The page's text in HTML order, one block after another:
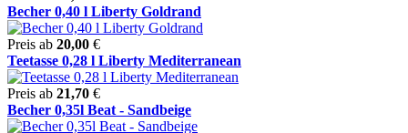
Becher 0,40 l Liberty Goldrand
Preis ab 20,00 €
Teetasse 0,28 l Liberty Mediterranean
Preis ab 21,70 €
Becher 0,35l Beat - Sandbeige